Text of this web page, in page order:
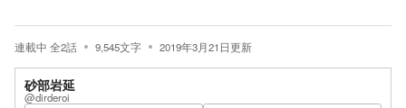
連載中 全2話 9,545文字 2019年3月21日更新
砂部岩延
@dirderoi